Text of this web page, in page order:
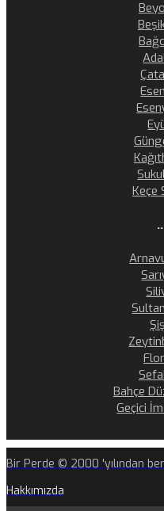
Keçe
..
Bahçe
Geçici
Bir Perde © 2000 'yılından
Hakkımızda